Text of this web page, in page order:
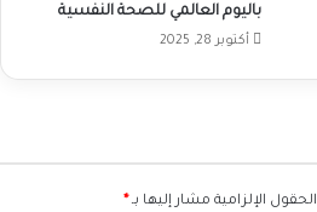
باليوم العالمي للصحة النفسية
أكتوبر 28, 2025
الحقول الإلزامية مشار إليها بـ *